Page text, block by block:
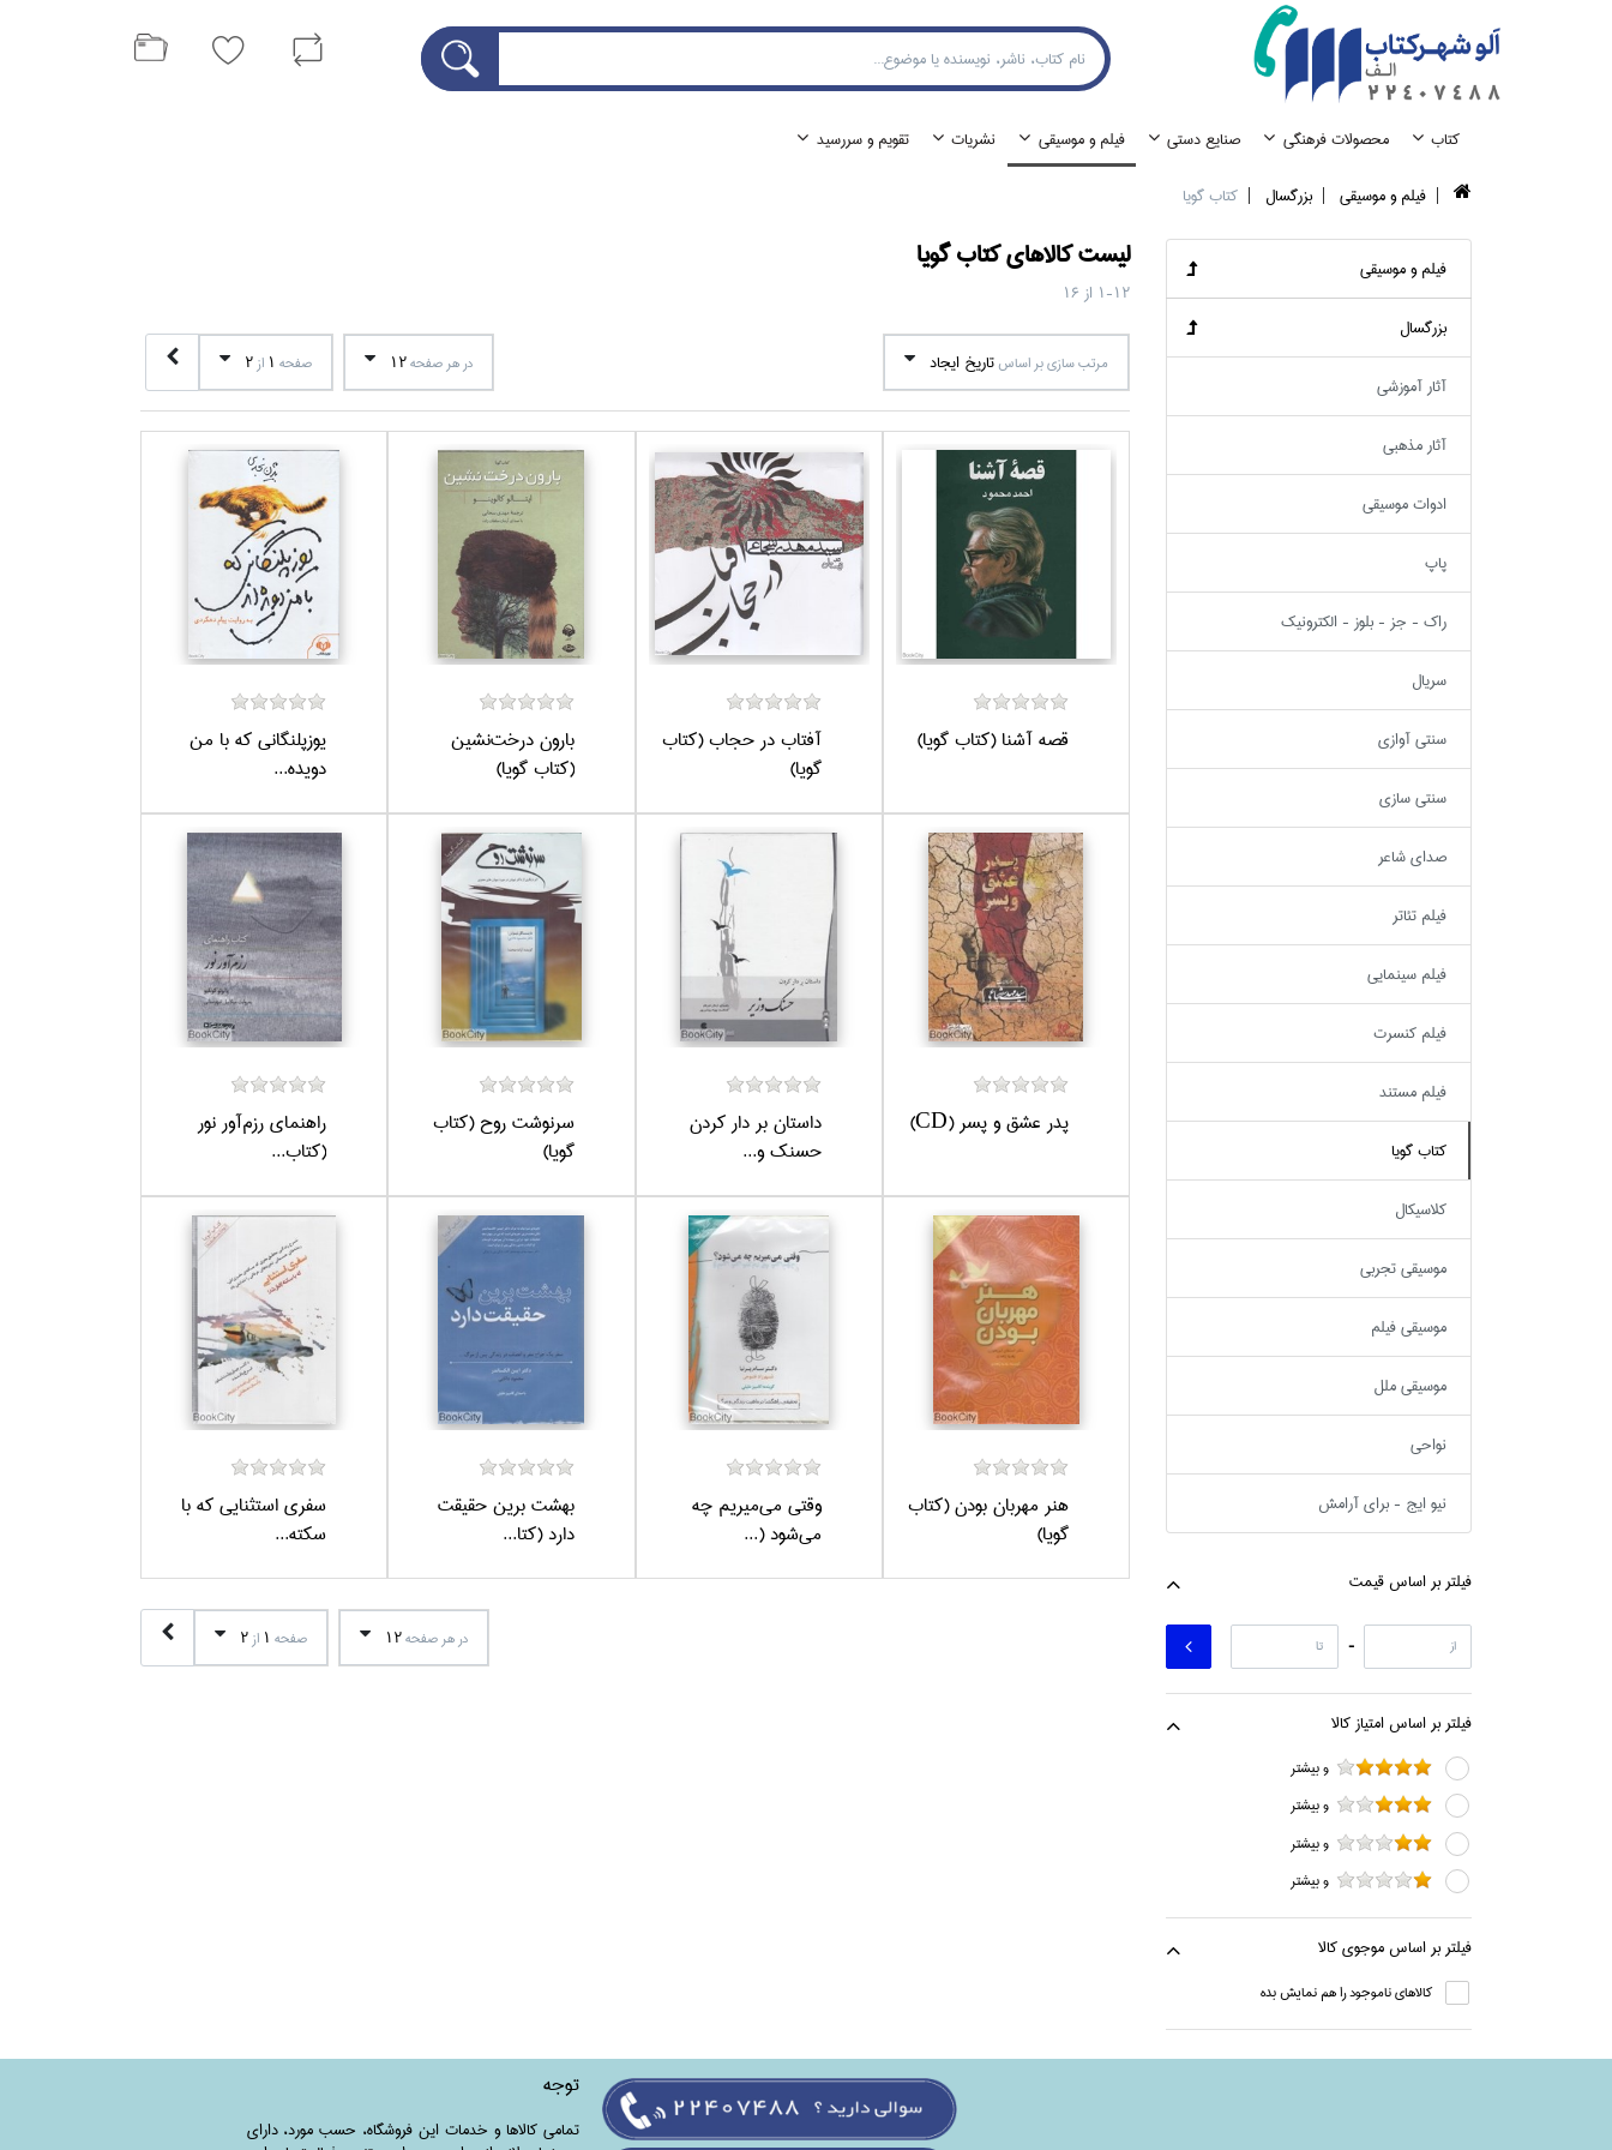
كتاب محصولات فرهنگي صنايع دستي فيلم و موسيقي نشريات
تقويم و سررسيد
فيلم و موسيقي
بزرگسال كتاب گويا
فيلم و موسيقي
بزرگسال
آثار آموزشي
آثار مذهبي
ادوات موسيقي
پاپ
راك - جز - بلوز - الكترونيك
سريال
سنتي آوازي
سنتي سازي
صداي شاعر
فيلم تئاتر
فيلم سينمايي
فيلم كنسرت
فيلم مستند
كتاب گويا
كلاسيكال
موسيقي تجربي
موسيقي فيلم
موسيقي ملل
نواحي
نيو ايج - براي آرامش
فيلتر بر اساس قيمت
-
فيلتر بر اساس امتياز كالا
و بيشتر
و بيشتر
و بيشتر
و بيشتر
فيلتر بر اساس موجوي كالا
كالاهاي ناموجود را هم نمايش بده
ليست کالا‌هايكتاب گويا
1-12 از 16
مرتب سازي بر اساس تاريخ ايجاد در هر صفحه12 صفحه 1 از 2
قصه آشنا (كتاب گويا)
آفتاب در حجاب (كتاب
گويا)
بارون درخت‌نشين
(كتاب گويا)
يوزپلنگاني كه با من
دويده...
پدر عشق و پسر (CD)
داستان بر دار كردن
حسنك و...
سرنوشت روح (كتاب
گويا)
راهنماي رزم‌آور نور
(كتاب...
هنر مهربان بودن (كتاب
گويا)
وقتي مي‌ميريم چه
مي‌شود (...
بهشت برين حقيقت
دارد (كتا...
سفري استثنايي كه با
سكته...
در هر صفحه12 صفحه 1 از 2
توجه
تمامی‌ کالاها و خدمات این فروشگاه، حسب مورد،‌ دارای